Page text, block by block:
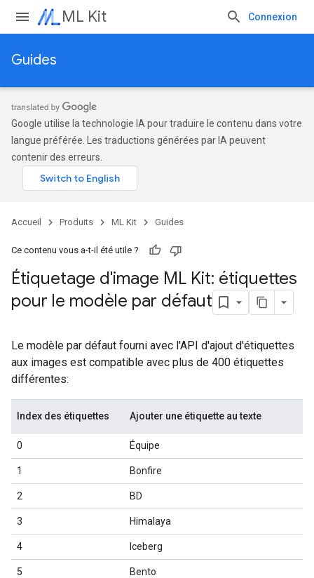
ML Kit Connexion
Guides
Google utilise la technologie IA pour traduire le contenu dans votre
langue préférée. Les traductions générées par IA peuvent
contenir des erreurs.
Accueil Produits ML Kit Guides
Ce contenu vous a-t-il été utile ?
Étiquetage d'image ML Kit: étiquettes
pour le modèle par défaut
Le modèle par défaut fourni avec l'API d'ajout d'étiquettes
aux images est compatible avec plus de 400 étiquettes
différentes:
Index des étiquettes Ajouter une étiquette au texte
0 Équipe
1 Bonfire
2 BD
3 Himalaya
4 Iceberg
5 Bento